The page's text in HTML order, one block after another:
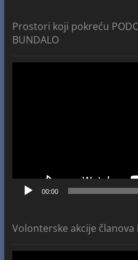
Prostori koji pokreću
BUNDALO
00:00
Volonterske akcije članova